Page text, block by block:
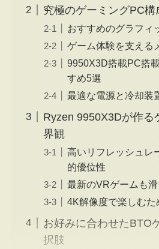
究極のゲーミングPC構
おすすめのグラフィ
ゲーム体験を支える
9950X3D搭載PC搭
すめ5選
最適な電源と冷却装
Ryzen 9950X3Dが作る
界観
高いリフレッシュレ
的優位性
最新のVRゲームも
4K解像度で楽しむた
お好みに合わせたBTO
択肢